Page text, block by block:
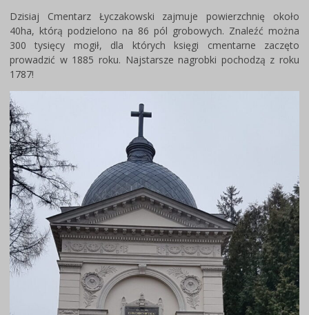
Dzisiaj Cmentarz Łyczakowski zajmuje powierzchnię około
40ha, którą podzielono na 86 pól grobowych. Znaleźć można
300 tysięcy mogił, dla których księgi cmentarne zaczęto
prowadzić w 1885 roku. Najstarsze nagrobki pochodzą z roku
1787!